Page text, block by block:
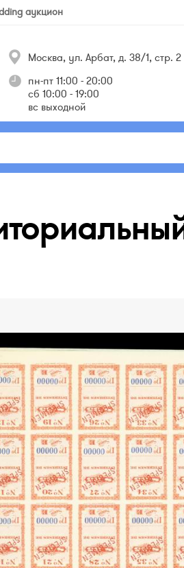
аукцион
Москва, ул. Арбат, д. 38/1, стр. 2
пн-пт 11:00 - 20:00
сб 10:00 - 19:00
вс выходной